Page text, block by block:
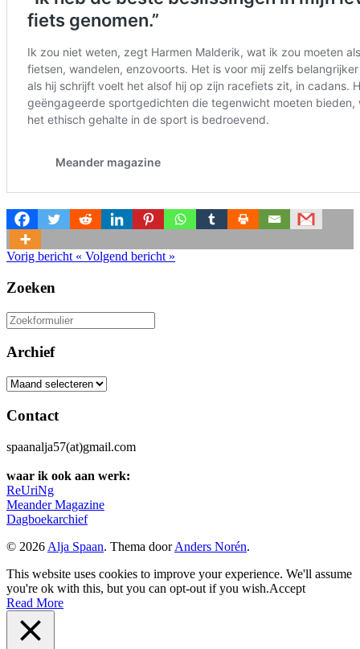
Vorig bericht « Volgend bericht »
Zoeken
Zoeken
naar:
Archief
Archief
Contact
spaanalja57(at)gmail.com
waar ik ook aan werk:
ReUriNg
Meander Magazine
Dagboekarchief
© 2026 Alja Spaan. Thema doorAnders Norén.
This website uses cookies to improve your experience. We'll assume
you're ok with this, but you can opt-out if you wish.Accept
Read More